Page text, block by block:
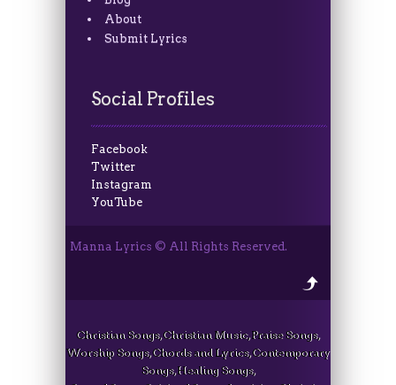
About
Submit Lyrics
Social Profiles
Facebook
Twitter
Instagram
YouTube
Manna Lyrics © All Rights Reserved.
Christian Songs, Christian Music, Praise Songs,
Worship Songs, Chords and Lyrics, Contemporary
Songs, Healing Songs,